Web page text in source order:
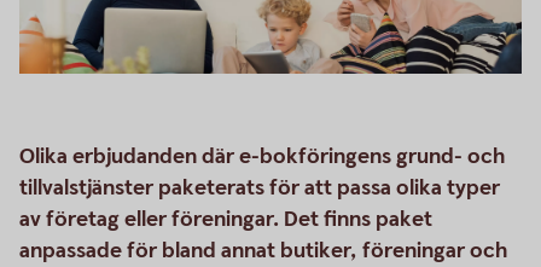
Olika erbjudanden där e-bokföringens grund- och
tillvalstjänster paketerats för att passa olika typer
av företag eller föreningar. Det finns paket
anpassade för bland annat butiker, föreningar och